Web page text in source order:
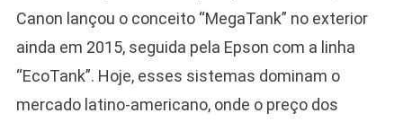
Canon lançou o conceito “MegaTank” no exterior
ainda em 2015, seguida pela Epson com a linha
“EcoTank”. Hoje, esses sistemas dominam o
mercado latino-americano, onde o preço dos